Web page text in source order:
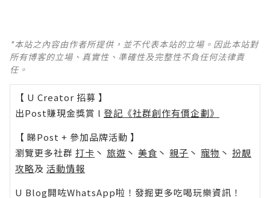
*本站之內容由作者所提供，並不代表本站的立場。因此本站對
所有博客的立場、真實性、準確性及完整性不負任何法律責
任。
【 U Creator 招募 】
出Post賺現金獎賞 l 登記《社群創作有價企劃》
【 睇Post + 參加品牌活動 】
瀏覽更多社群 打卡 丶 旅遊 丶 美食 丶 親子 丶 寵物 丶 扮靚
攻略及 活動情報
U Blog開咗WhatsApp啦！發掘更多吃喝玩樂資訊！